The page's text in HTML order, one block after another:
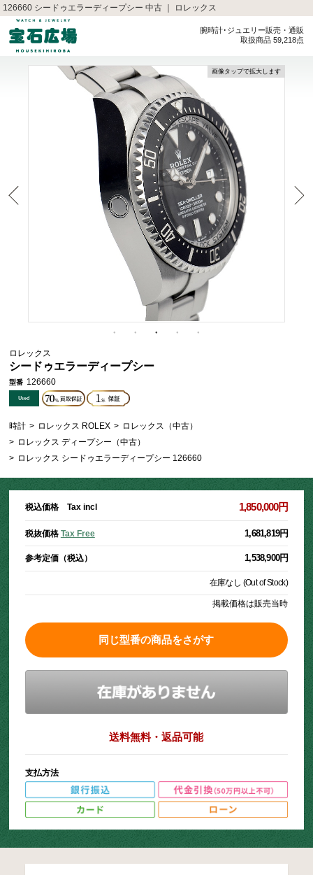
126660 シードゥエラーディープシー 中古 ｜ ロレックス
腕時計･ジュエリー販売・通販
取扱商品 59,218点
画像タップで拡大します
ロレックス
シードゥエラーディープシー
型番 126660
時計 > ロレックス ROLEX > ロレックス（中古）
> ロレックス ディープシー（中古）
> ロレックス シードゥエラーディープシー 126660
税込価格 Tax incl 1,850,000円
税抜価格 Tax Free 1,681,819円
参考定価（税込） 1,538,900円
在庫なし (Out of Stock)
掲載価格は販売当時
同じ型番の商品をさがす
送料無料・返品可能
支払方法